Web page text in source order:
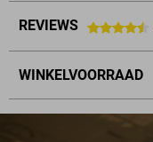
REVIEWS
WINKELVOORRAAD